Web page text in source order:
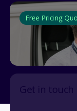
Free Pricing
Get in touch